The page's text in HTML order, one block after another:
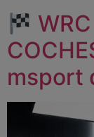
msport